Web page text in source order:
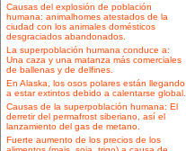
Causas del explosión de población
humana: animalhomes atestados de la
ciudad con los animales domésticos
desgraciados abandonados.
La superpoblación humana conduce a:
Una caza y una matanza más comerciales
de ballenas y de delfines.
En Alaska, los osos polares están llegando
a estar extintos debido a calentarse global.
Causas de la superpoblación humana: El
derretir del permafrost siberiano, así el
lanzamiento del gas de metano.
Fuerte aumento de los precios de los